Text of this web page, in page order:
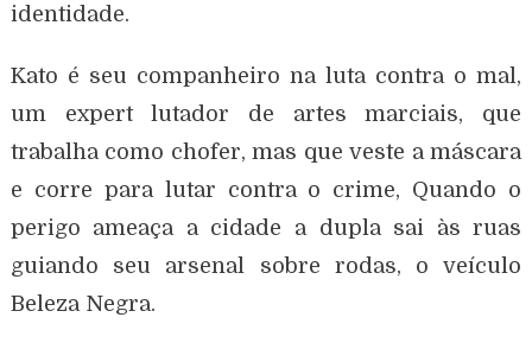
identidade.
Kato é seu companheiro na luta contra o mal,
um expert lutador de artes marciais, que
trabalha como chofer, mas que veste a máscara
e corre para lutar contra o crime, Quando o
perigo ameaça a cidade a dupla sai às ruas
guiando seu arsenal sobre rodas, o veículo
Beleza Negra.